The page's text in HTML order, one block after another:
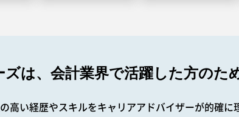
は、会計業界で活躍した方のた
高い経歴やスキルをキャリアアドバイザーが的確に